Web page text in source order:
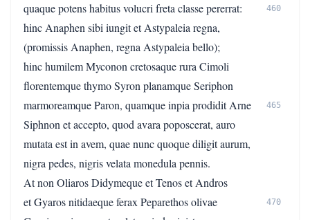
quaque potens habitus volucri freta classe pererrat:
460
hinc Anaphen sibi iungit et Astypaleia regna,
(promissis Anaphen, regna Astypaleia bello);
hinc humilem Myconon cretosaque rura Cimoli
florentemque thymo Syron planamque Seriphon
marmoreamque Paron, quamque inpia prodidit Arne
465
Siphnon et accepto, quod avara poposcerat, auro
mutata est in avem, quae nunc quoque diligit aurum,
nigra pedes, nigris velata monedula pennis.
At non Oliaros Didymeque et Tenos et Andros
et Gyaros nitidaeque ferax Peparethos olivae
470